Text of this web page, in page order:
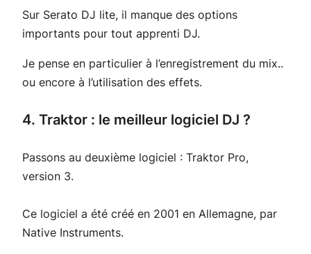
Sur Serato DJ lite, il manque des options
importants pour tout apprenti DJ.
Je pense en particulier à l’enregistrement du mix..
ou encore à l’utilisation des effets.
4. Traktor : le meilleur logiciel DJ ?
Passons au deuxième logiciel : Traktor Pro,
version 3.
Ce logiciel a été créé en 2001 en Allemagne, par
Native Instruments.